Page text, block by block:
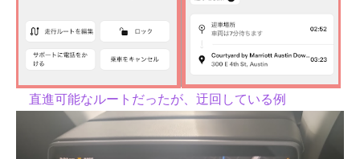
直進可能なルートだったが、迂回している例